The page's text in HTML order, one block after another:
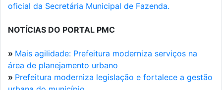
oficial da Secretária Municipal de Fazenda.
NOTÍCIAS DO PORTAL PMC
» Mais agilidade: Prefeitura moderniza serviços na
área de planejamento urbano
» Prefeitura moderniza legislação e fortalece a gestão